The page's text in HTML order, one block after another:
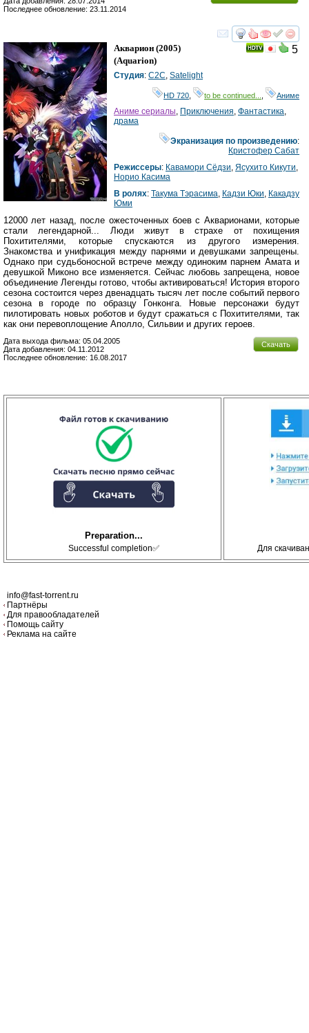
Последнее обновление: 23.11.2014
смотреть
5
Акварион (2005)
(Aquarion)
Студия: C2C Satelight
HD 720 to be continued... Аниме
Аниме сериалы Приключения Фантастика
драма
Экранизация по произведению:
Кристофер Сабат
Режиссеры: Кавамори Сёдзи Ясухито Кикути
Норио Касима
В ролях: Такума Тэрасима Кадзи Юки Какадзу
Юми
12000 лет назад, после ожесточенных боев с Акварионами, которые
стали легендарной... Люди живут в страхе от похищения
Похитителями, которые спускаются из другого измерения.
Знакомства и унификация между парнями и девушками запрещены.
Однако при судьбоносной встрече между одиноким парнем Амата и
девушкой Миконо все изменяется. Сейчас любовь запрещена, новое
объединение Легенды готово, чтобы активироваться! История второго
сезона состоится через двенадцать тысяч лет после событий первого
сезона в городе по образцу Гонконга. Новые персонажи будут
пилотировать новых роботов и будут сражаться с Похитителями, так
как они перевоплощение Аполло, Сильвии и других героев.
Скачать
Дата выхода фильма: 05.04.2005
Дата добавления: 04.11.2012
Последнее обновление: 16.08.2017
Preparation...
Successful completion✅ Для
info@fast-torrent.ru
Партнёры
Для правообладателей
Помощь сайту
Реклама на сайте